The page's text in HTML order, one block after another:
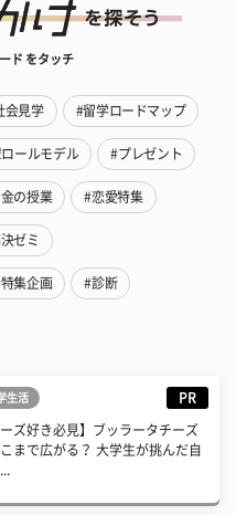
ド をタッチ
会見学 #留学ロードマップ
ールモデル #プレゼント
の授業 #恋愛特集
ゼミ
集企画 #診断
生活 PR
ーズ好き必見】ブッラータチーズ
まで広がる？ 大学生が挑んだ自